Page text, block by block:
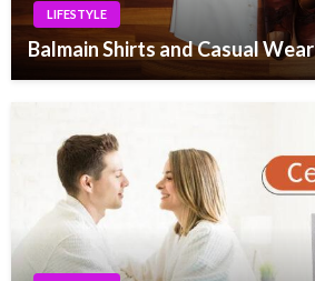
LIFESTYLE
Balmain Shirts and Casual Wear